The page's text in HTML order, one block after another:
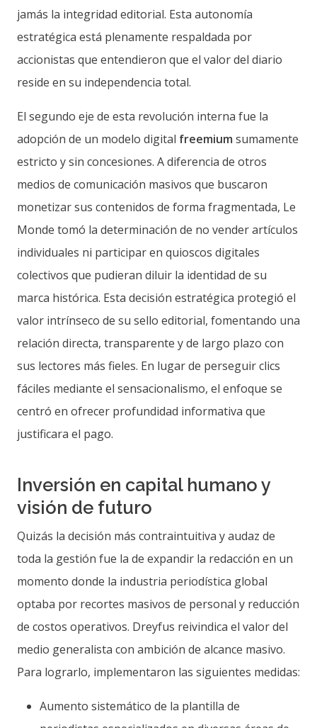
jamás la integridad editorial. Esta autonomía
estratégica está plenamente respaldada por
accionistas que entendieron que el valor del diario
reside en su independencia total.
El segundo eje de esta revolución interna fue la
adopción de un modelo digital freemium sumamente
estricto y sin concesiones. A diferencia de otros
medios de comunicación masivos que buscaron
monetizar sus contenidos de forma fragmentada, Le
Monde tomó la determinación de no vender artículos
individuales ni participar en quioscos digitales
colectivos que pudieran diluir la identidad de su
marca histórica. Esta decisión estratégica protegió el
valor intrínseco de su sello editorial, fomentando una
relación directa, transparente y de largo plazo con
sus lectores más fieles. En lugar de perseguir clics
fáciles mediante el sensacionalismo, el enfoque se
centró en ofrecer profundidad informativa que
justificara el pago.
Inversión en capital humano y
visión de futuro
Quizás la decisión más contraintuitiva y audaz de
toda la gestión fue la de expandir la redacción en un
momento donde la industria periodística global
optaba por recortes masivos de personal y reducción
de costos operativos. Dreyfus reivindica el valor del
medio generalista con ambición de alcance masivo.
Para lograrlo, implementaron las siguientes medidas:
Aumento sistemático de la plantilla de